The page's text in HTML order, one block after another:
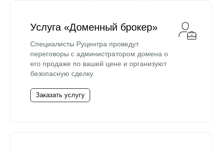
Услуга «Доменный брокер»
Специалисты Руцентра проведут
переговоры с администратором домена о
его продаже по вашей цене и организуют
безопасную сделку.
Заказать услугу